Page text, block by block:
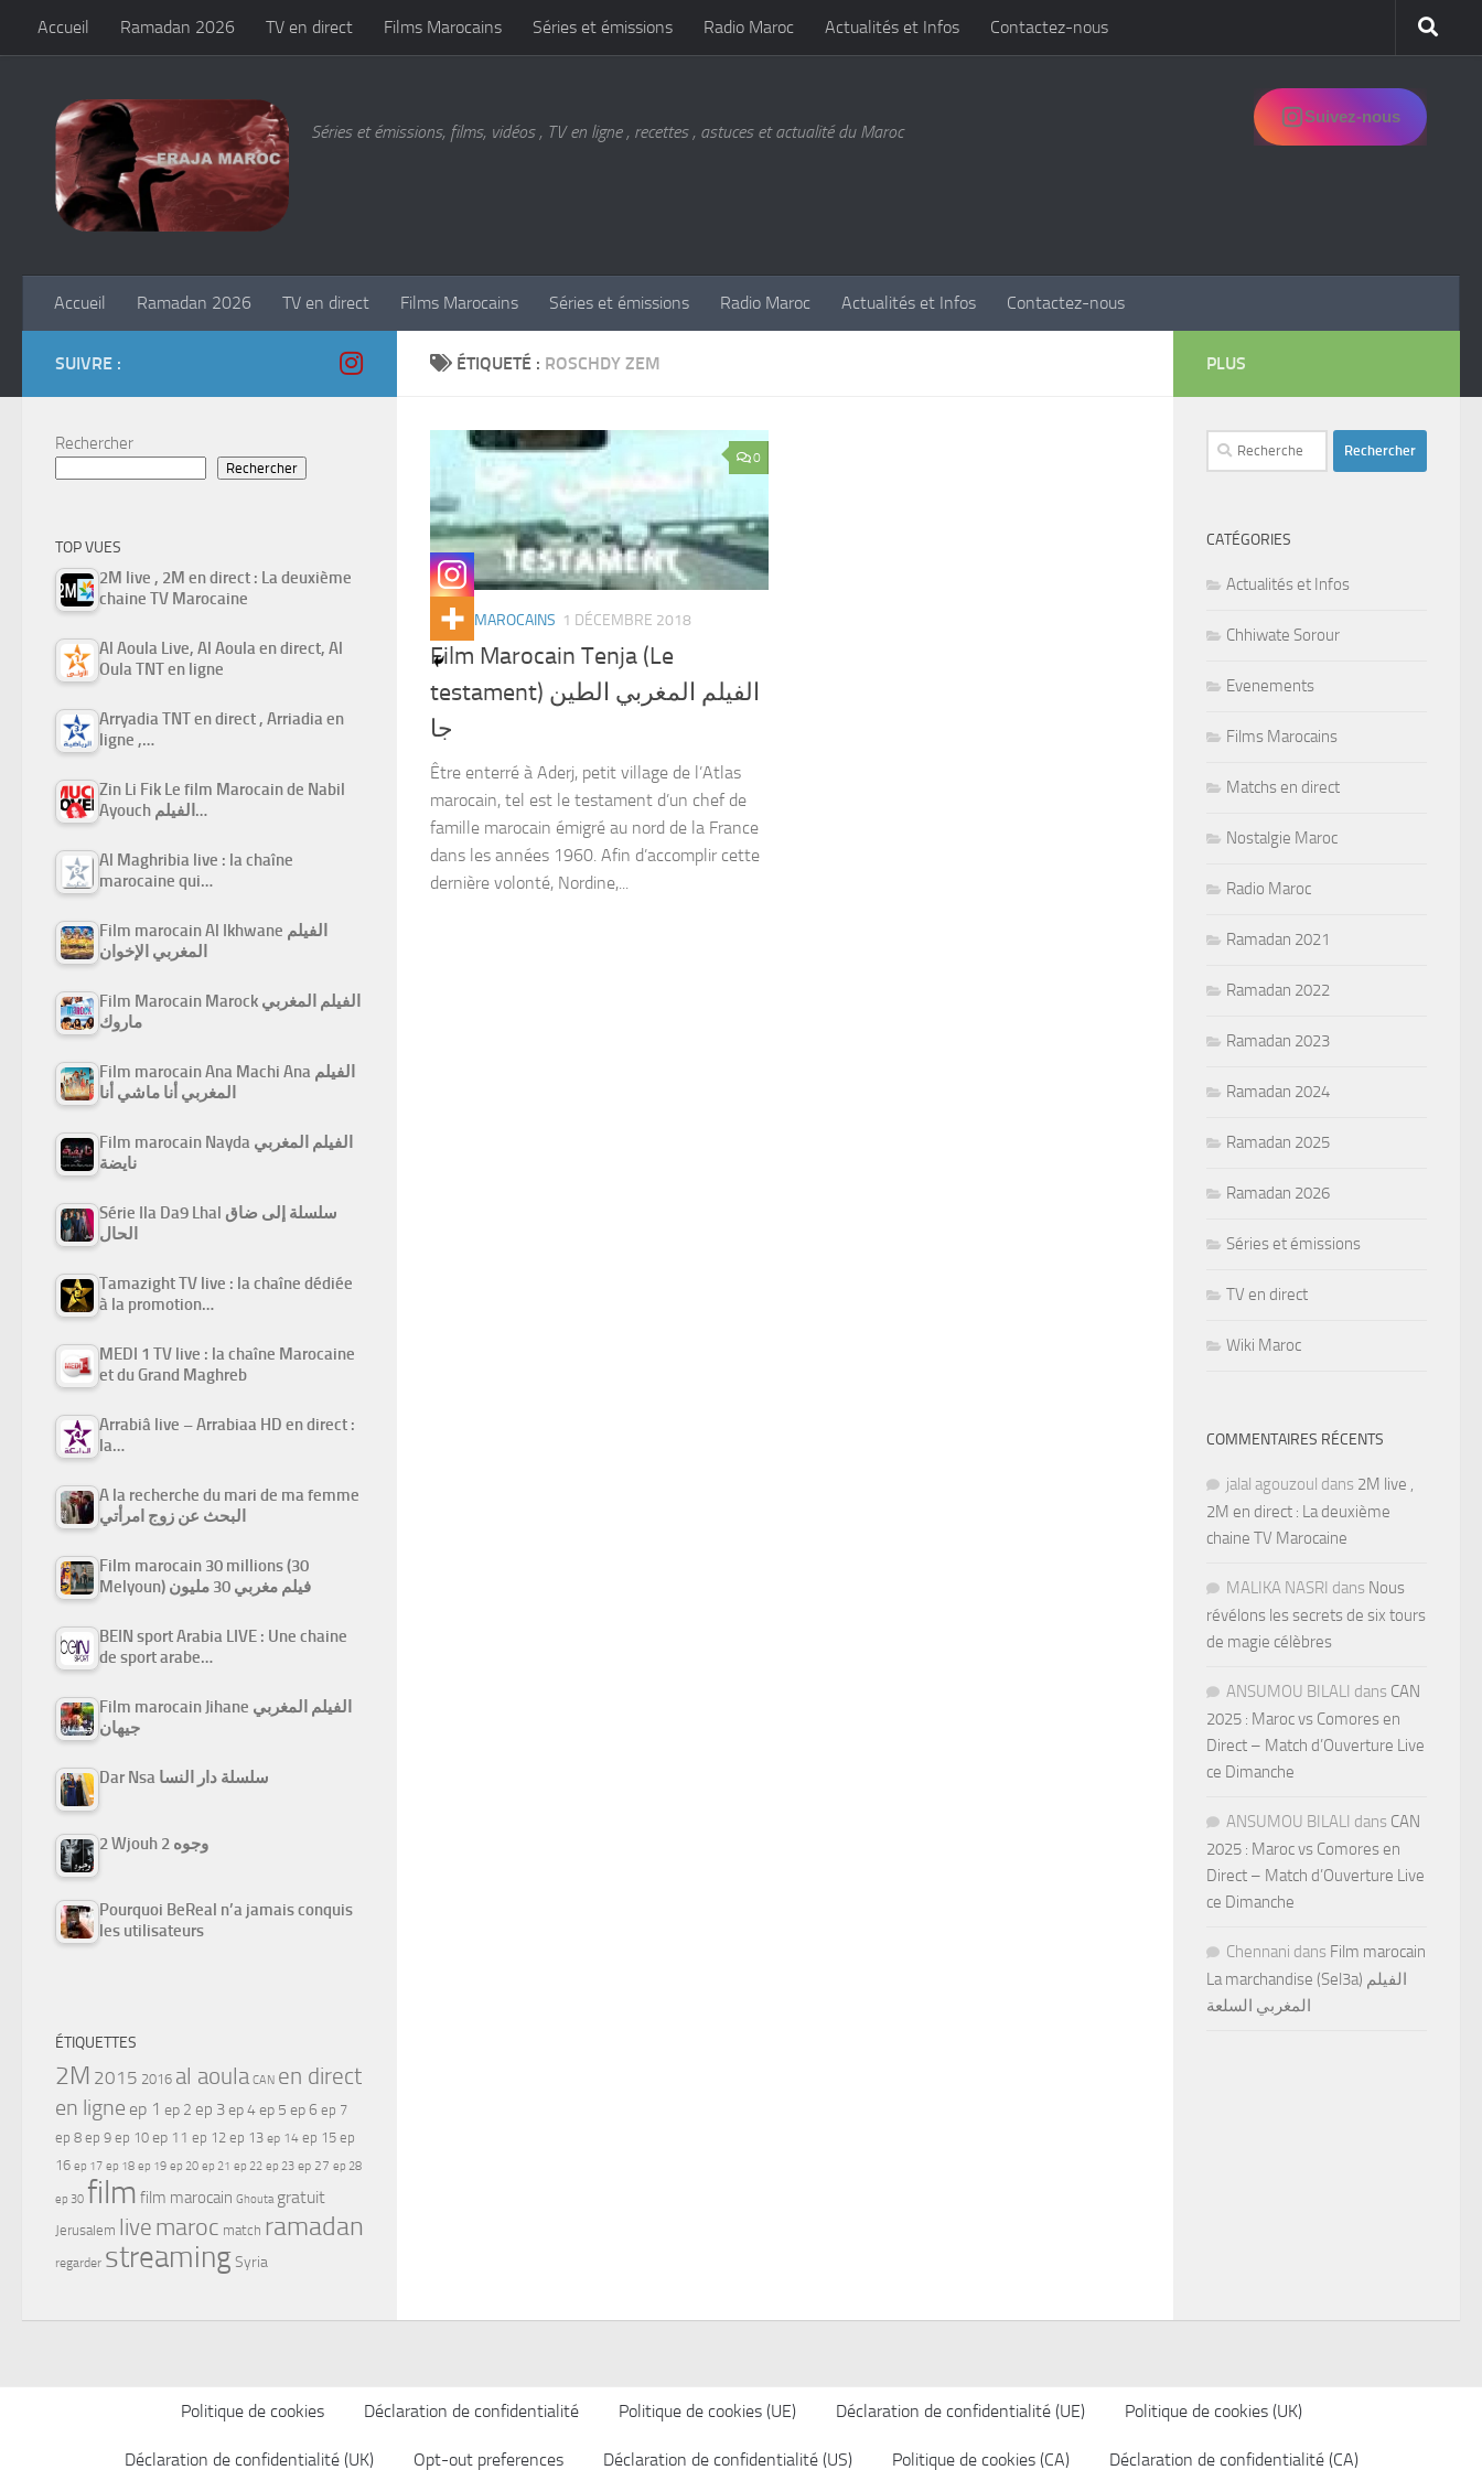
Skip to content
Accueil Ramadan 2026 TV en direct Films Marocains Séries et émissions Radio Maroc Actualités et Infos Contactez-nous
Séries et émissions, films, vidéos , TV en ligne , recettes , astuces et actualité du Maroc
Suivez-nous
Accueil Ramadan 2026 TV en direct Films Marocains Séries et émissions Radio Maroc Actualités et Infos Contactez-nous
ÉTIQUETÉ : ROSCHDY ZEM
0
FILMS MAROCAINS 1 DÉCEMBRE 2018
Film Marocain Tenja (Le
testament) الفيلم المغربي الطين
جا
Être enterré à Aderj, petit village de l’Atlas
marocain, tel est le testament d’un chef de
famille marocain émigré au nord de la France
dans les années 1960. Afin d’accomplir cette
dernière volonté, Nordine,...
SUIVRE :
Rechercher
Rechercher
TOP VUES
2M live , 2M en direct : La deuxième
chaine TV Marocaine
Al Aoula Live, Al Aoula en direct, Al
Oula TNT en ligne
Arryadia TNT en direct , Arriadia en
ligne ,…
Zin Li Fik Le film Marocain de Nabil
Ayouch الفيلم…
Al Maghribia live : la chaîne
marocaine qui…
Film marocain Al Ikhwane الفيلم
المغربي الإخوان
Film Marocain Marock الفيلم المغربي
ماروك
Film marocain Ana Machi Ana الفيلم
المغربي أنا ماشي أنا
Film marocain Nayda الفيلم المغربي
نايضة
Série Ila Da9 Lhal سلسلة إلى ضاق
الحال
Tamazight TV live : la chaîne dédiée
à la promotion…
MEDI 1 TV live : la chaîne Marocaine
et du Grand Maghreb
Arrabiâ live – Arrabiaa HD en direct :
la…
A la recherche du mari de ma femme
البحث عن زوج امرأتي
Film marocain 30 millions (30
Melyoun) فيلم مغربي 30 مليون
BEIN sport Arabia LIVE : Une chaine
de sport arabe…
Film marocain Jihane الفيلم المغربي
جيهان
Dar Nsa سلسلة دار النسا
2 Wjouh 2 وجوه
Pourquoi BeReal n’a jamais conquis
les utilisateurs
ÉTIQUETTES
2M 2015 2016 al aoula CAN en direct
en ligne ep 1 ep 2 ep 3ep 4ep 5 ep 6 ep 7
ep 8 ep 9 ep 10 ep 11 ep 12 ep 13 ep 14 ep 15 ep
16 ep 17 ep 18 ep 19 ep 20 ep 21 ep 22 ep 23 ep 27 ep 28
ep 30 film film marocain Ghouta gratuit
Jerusalem live maroc match ramadan
regarder streamingSyria
PLUS
Rechercher :
CATÉGORIES
Actualités et Infos
Chhiwate Sorour
Evenements
Films Marocains
Matchs en direct
Nostalgie Maroc
Radio Maroc
Ramadan 2021
Ramadan 2022
Ramadan 2023
Ramadan 2024
Ramadan 2025
Ramadan 2026
Séries et émissions
TV en direct
Wiki Maroc
COMMENTAIRES RÉCENTS
jalal agouzoul dans 2M live ,
2M en direct : La deuxième
chaine TV Marocaine
MALIKA NASRI dans Nous
révélons les secrets de six tours
de magie célèbres
ANSUMOU BILALI dans CAN
2025 : Maroc vs Comores en
Direct – Match d’Ouverture Live
ce Dimanche
ANSUMOU BILALI dans CAN
2025 : Maroc vs Comores en
Direct – Match d’Ouverture Live
ce Dimanche
Chennani dans Film marocain
La marchandise (Sel3a) الفيلم
المغربي السلعة
Politique de cookies Déclaration de confidentialité Politique de cookies (UE) Déclaration de confidentialité (UE) Politique de cookies (UK)
Déclaration de confidentialité (UK) Opt-out preferences Déclaration de confidentialité (US) Politique de cookies (CA) Déclaration de confidentialité (CA)